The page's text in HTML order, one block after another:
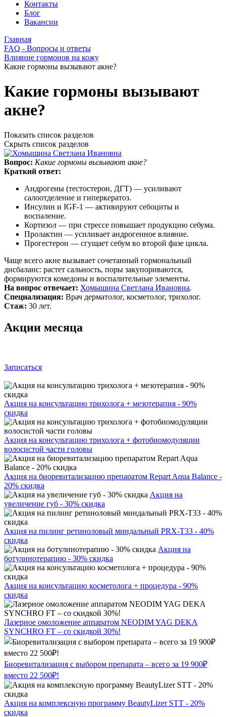
Контакты
Блог
Вакансии
Главная
FAQ - Вопросы и ответы
Влияние гормонов на кожу
Какие гормоны вызывают акне?
Какие гормоны вызывают
акне?
Показать список разделов
Скрыть список разделов
Вопрос: Какие гормоны вызывают акне?
Краткий ответ:
Андрогены (тестостерон, ДГТ) — усиливают
салоотделение и гиперкератоз.
Инсулин и IGF‑1 — активируют себоциты и
воспаление.
Кортизол — при стрессе повышает продукцию себума.
Пролактин — усиливает андрогенное влияние.
Прогестерон — сгущает себум во второй фазе цикла.
Чаще всего акне вызывает сочетанный гормональный
дисбаланс: растет сальность, поры закупориваются,
формируются комедоны и воспалительные элементы.
На вопрос отвечает: Хомышина Светлана Ивановна.
Специализация: Врач дерматолог, косметолог, трихолог.
Стаж: 30 лет.
Акции месяца
Записаться
Акция на консультацию трихолога + мезотерапия - 90%
скидка
Акция на консультацию трихолога + фотобиомодуляции
волосистой части головы
Акция на биоревитализацию препаратом Repart Aqua Balance -
20% скидка
Акция на
увеличение губ - 30% скидка
Акция на пилинг ретиноловый миндальный PRX-T33 - 40%
скидка
Акция на
ботулинотерапию - 30% скидка
Акция на консультацию косметолога + процедура - 90%
скидка
Лазерное омоложение аппаратом NEODIM YAG DEKA
SYNCHRO FT – со скидкой 30%!
Биоревитализация с выбором препарата – всего за 19 900₽
вместо 22 500₽!
Акция на комплексную программу BeautyLizer STT - 20%
скидка